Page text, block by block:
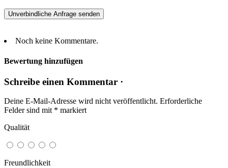
Noch keine Kommentare.
Bewertung hinzufügen
Schreibe einen Kommentar ·
Deine E-Mail-Adresse wird nicht veröffentlicht. Erforderliche
Felder sind mit * markiert
Qualität
Freundlichkeit